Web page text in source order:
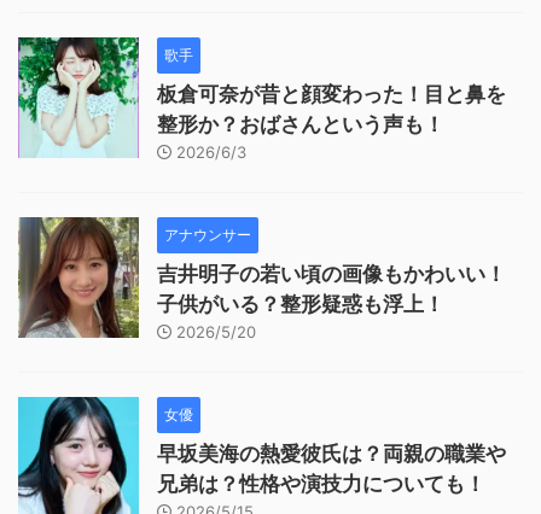
歌手
板倉可奈が昔と顔変わった！目と鼻を
整形か？おばさんという声も！
2026/6/3
アナウンサー
吉井明子の若い頃の画像もかわいい！
子供がいる？整形疑惑も浮上！
2026/5/20
女優
早坂美海の熱愛彼氏は？両親の職業や
兄弟は？性格や演技力についても！